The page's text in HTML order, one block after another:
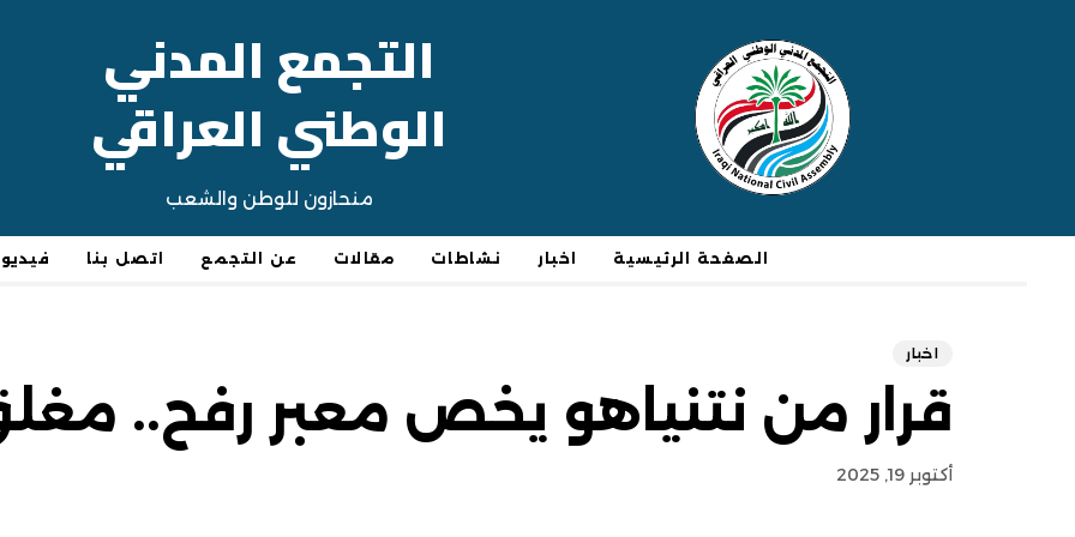
التجمع المدني
الوطني العراقي
منحازون للوطن والشعب
الصفحة الرئيسية اخبار نشاطات مقالات عن التجمع اتصل بنا
اخبار
قرار من نتنياهو يخص معبر رفح..
أكتوبر 19, 2025